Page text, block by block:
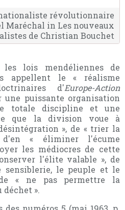
révolutionnaire
Maréchal in Les nouveaux
de Christian Bouchet
lois mendéliennes de
appellent le « réalisme
d'Europe-Action
une puissante organisation
totale discipline et une
que la division voue à
», de « trier la
« éliminer l'écume
les médiocres de cette
l'élite valable », de
sensiblerie, le peuple et le
« ne pas permettre la
».